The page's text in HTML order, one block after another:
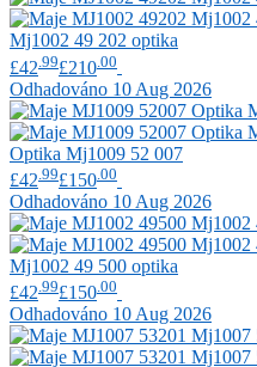
Mj1002 49 202 optika
£42 .99£210 .00
Odhadováno 10 Aug 2026
Optika Mj1009 52 007
£42 .99£150 .00
Odhadováno 10 Aug 2026
Mj1002 49 500 optika
£42 .99£150 .00
Odhadováno 10 Aug 2026